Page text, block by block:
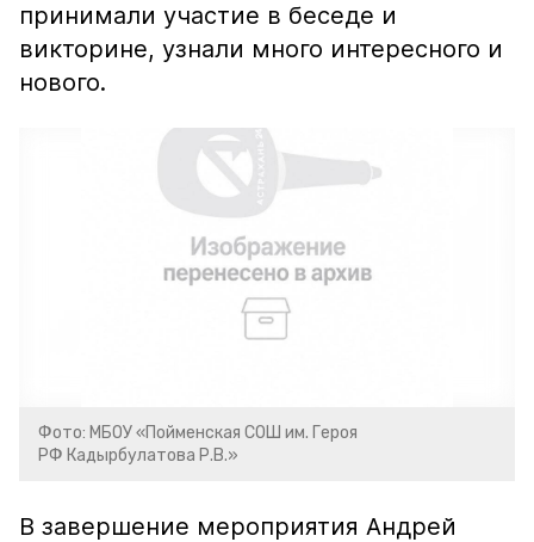
принимали участие в беседе и
викторине, узнали много интересного и
нового.
Фото: МБОУ «Пойменская СОШ им. Героя
РФ Кадырбулатова Р.В.»
В завершение мероприятия Андрей